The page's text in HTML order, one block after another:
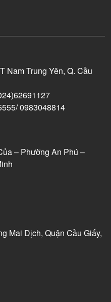
Nam Trung Yên, Q. Cầu
0983048814
– Phường An Phú –
Mai Dịch, Quận Cầu Giấy,